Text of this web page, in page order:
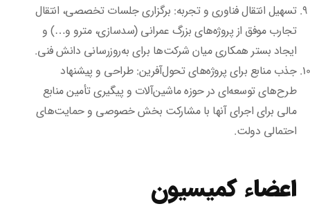
تسهیل انتقال فناوری و تجربه: برگزاری جلسات تخصصی، انتقال
تجارب موفق از پروژه‌های بزرگ عمرانی (سدسازی، مترو و…) و
ایجاد بستر همکاری میان شرکت‌ها برای به‌روزرسانی دانش فنی.
جذب منابع برای پروژه‌های تحول‌آفرین: طراحی و پیشنهاد
طرح‌های توسعه‌ای در حوزه ماشین‌آلات و پیگیری تأمین منابع
مالی برای اجرای آنها با مشارکت بخش خصوصی و حمایت‌های
احتمالی دولت.
اعضاء کمیسیون